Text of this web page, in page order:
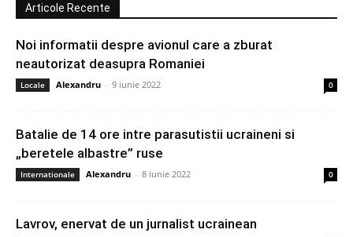
Articole Recente
Noi informatii despre avionul care a zburat
neautorizat deasupra Romaniei
Locale Alexandru - 9 iunie 2022 0
Batalie de 14 ore intre parasutistii ucraineni si
„beretele albastre” ruse
Internationale Alexandru - 8 iunie 2022 0
Lavrov, enervat de un jurnalist ucrainean